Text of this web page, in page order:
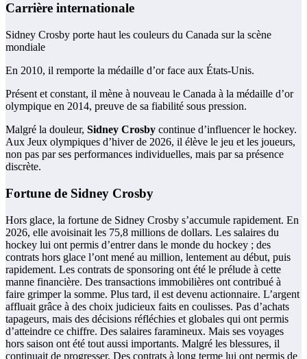
Carrière internationale
Sidney Crosby porte haut les couleurs du Canada sur la scène
mondiale
En 2010, il remporte la médaille d’or face aux États-Unis.
Présent et constant, il mène à nouveau le Canada à la médaille d’or
olympique en 2014, preuve de sa fiabilité sous pression.
Malgré la douleur, Sidney Crosby continue d’influencer le hockey.
Aux Jeux olympiques d’hiver de 2026, il élève le jeu et les joueurs,
non pas par ses performances individuelles, mais par sa présence
discrète.
Fortune de Sidney Crosby
Hors glace, la fortune de Sidney Crosby s’accumule rapidement. En
2026, elle avoisinait les 75,8 millions de dollars. Les salaires du
hockey lui ont permis d’entrer dans le monde du hockey ; des
contrats hors glace l’ont mené au million, lentement au début, puis
rapidement. Les contrats de sponsoring ont été le prélude à cette
manne financière. Des transactions immobilières ont contribué à
faire grimper la somme. Plus tard, il est devenu actionnaire. L’argent
affluait grâce à des choix judicieux faits en coulisses. Pas d’achats
tapageurs, mais des décisions réfléchies et globales qui ont permis
d’atteindre ce chiffre. Des salaires faramineux. Mais ses voyages
hors saison ont été tout aussi importants. Malgré les blessures, il
continuait de progresser. Des contrats à long terme lui ont permis de